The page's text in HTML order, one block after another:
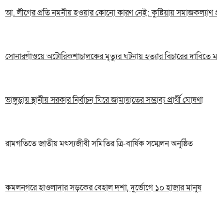
আ. লীগের প্রতি নমনীয় হওয়ার কোনো কারণ নেই: কুষ্টিয়ায় সমাজকল্যাণ
সোনারগাঁওয়ে অটোরিকশাচালকের মৃত্যুর ঘটনায় হত্যার বিচারের দাবিতে
ভাঙ্গুড়ায় স্থানীয় সরকার নির্বাচন ঘিরে জামায়াতের সম্ভাব্য প্রার্থী ঘোষণা
রামগতিতে জাতীয় মৎস্যজীবী সমিতির ত্রি-বার্ষিক সম্মেলন অনুষ্ঠিত
কমলনগরে হাওলাদার সড়কের বেহাল দশা, দুর্ভোগে ১০ হাজার মানুষ